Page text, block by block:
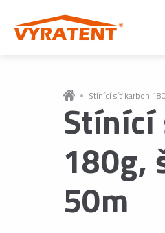
Stínící síť karbon
180g,
50m